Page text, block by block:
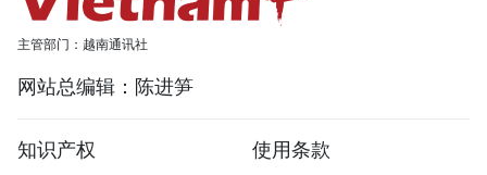
主管部门：越南通讯社
网站总编辑：陈进笋
知识产权
使用条款